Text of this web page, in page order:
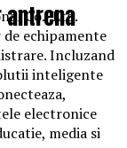
Co., Ltd.
echipamente
Incluzand
inteligente
electronice
media si
antrena